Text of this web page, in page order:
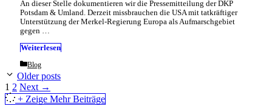
An dieser Stelle dokumentieren wir die Pressemitteilung der DKP
Potsdam & Umland. Derzeit missbrauchen die USA mit tatkräftiger
Unterstützung der Merkel-Regierung Europa als Aufmarschgebiet
gegen …
Weiterlesen
Categories
Blog
Older posts
Page
1 Page
2 Next →
+ Zeige Mehr Beiträge